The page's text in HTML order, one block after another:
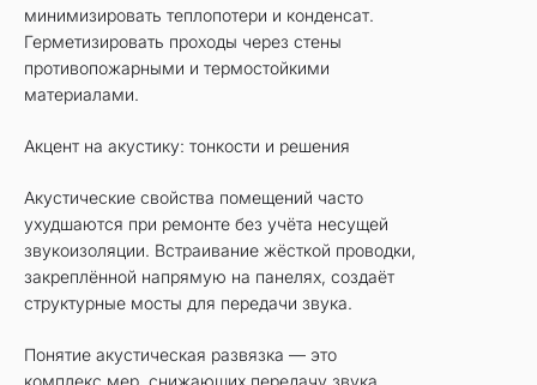
минимизировать теплопотери и конденсат.
Герметизировать проходы через стены
противопожарными и термостойкими
материалами.
Акцент на акустику: тонкости и решения
Акустические свойства помещений часто
ухудшаются при ремонте без учёта несущей
звукоизоляции. Встраивание жёсткой проводки,
закреплённой напрямую на панелях, создаёт
структурные мосты для передачи звука.
Понятие акустическая развязка — это
комплекс мер, снижающих передачу звука